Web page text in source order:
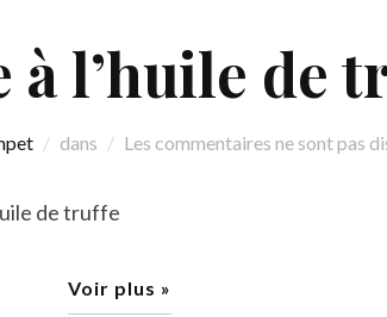
à l’huile de
dans Les commentaires ne sont pas
de truffe
Voir plus »